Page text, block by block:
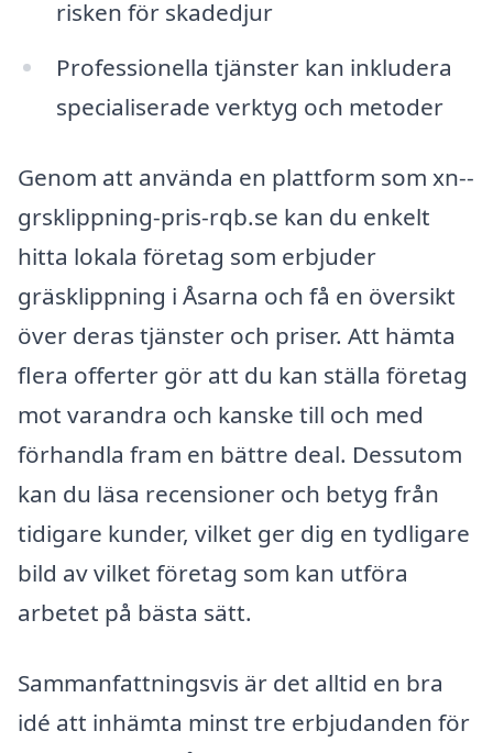
risken för skadedjur
Professionella tjänster kan inkludera
specialiserade verktyg och metoder
Genom att använda en plattform som xn--
grsklippning-pris-rqb.se kan du enkelt
hitta lokala företag som erbjuder
gräsklippning i Åsarna och få en översikt
över deras tjänster och priser. Att hämta
flera offerter gör att du kan ställa företag
mot varandra och kanske till och med
förhandla fram en bättre deal. Dessutom
kan du läsa recensioner och betyg från
tidigare kunder, vilket ger dig en tydligare
bild av vilket företag som kan utföra
arbetet på bästa sätt.
Sammanfattningsvis är det alltid en bra
idé att inhämta minst tre erbjudanden för